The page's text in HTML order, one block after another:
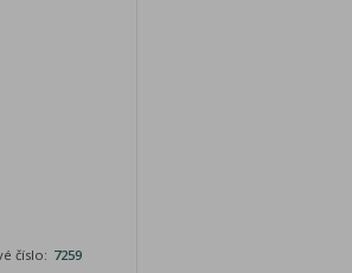
číslo: 7259